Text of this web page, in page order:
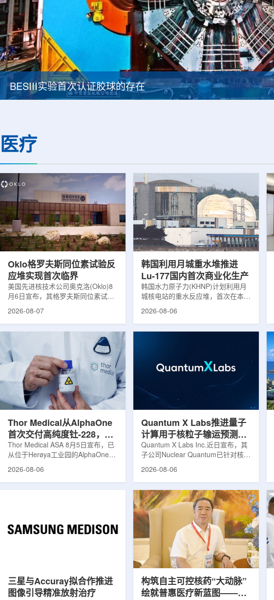
BESIII实验首次认证胶球的存在
医疗
Oklo格罗夫斯同位素试验反
应堆实现首次临界
美国先进核技术公司奥克洛(Oklo)8
月6日宣布，其格罗夫斯同位素试验
反应堆已在低功率状态下实现可控自
格罗夫斯同位素试验反应堆设施(图
片：格罗夫斯)格罗夫斯低功率试验
反应堆位于美国得克萨斯州洛克哈
特，是美国能源部反应堆试点计划下
首个在私人土地上实现临界的反应
堆。根据奥克洛介绍，该设施从未开
发土地起步建设，完成了土建开挖、
工程建设、组件制造或采购、燃料配
2026-08-07
韩国利用月城重水堆推进
Lu-177国内首次商业化生产
韩国水力原子力(KHNP)计划利用月
城核电站的重水反应堆，首次在本土
生产用于癌症治疗的放射性同位素
元化的供应链并缩短运输时间。此次
计划的首要目标是实现镥-177的商业
化生产，预计在2028年进行试生
产，并在2031年开始全面量产。之
后，韩国水力原子力还将扩大生产范
2026-08-06
Thor Medical从AlphaOne
首次交付高纯度钍-228，商
业供货启动
Thor Medical ASA 8月5日宣布，已
从位于Herøya工业园的AlphaOne生
产设施完成首批高纯度钍-228(Th-
工业规模制造的开始，首批客户交付
表明公司已完成从产能建设到利用首
2026-08-06
Quantum X Labs推进量子
计算用于核粒子输运预测模
拟
Quantum X Labs Inc.近日宣布，其
子公司Nuclear Quantum已针对核工
业计算模拟中的一项瓶颈提出新方
算密集型场景。据介绍，传统粒子输
运模拟在核医学系统设计中具有重要
作用，但往往需要大量计算资源，并
伴随较长运行时间，影响研发和优化
效率。Nuclear Quantum此次提出的
技术，旨在把物理输运模型转化为量
子电路，使粒子传播和随机游走动力
学能够直接在量子计算框架中表示和
2026-08-06
三星与Accuray拟合作推进
图像引导精准放射治疗
构筑自主可控核药“大动脉”
绘就普惠医疗新蓝图——专